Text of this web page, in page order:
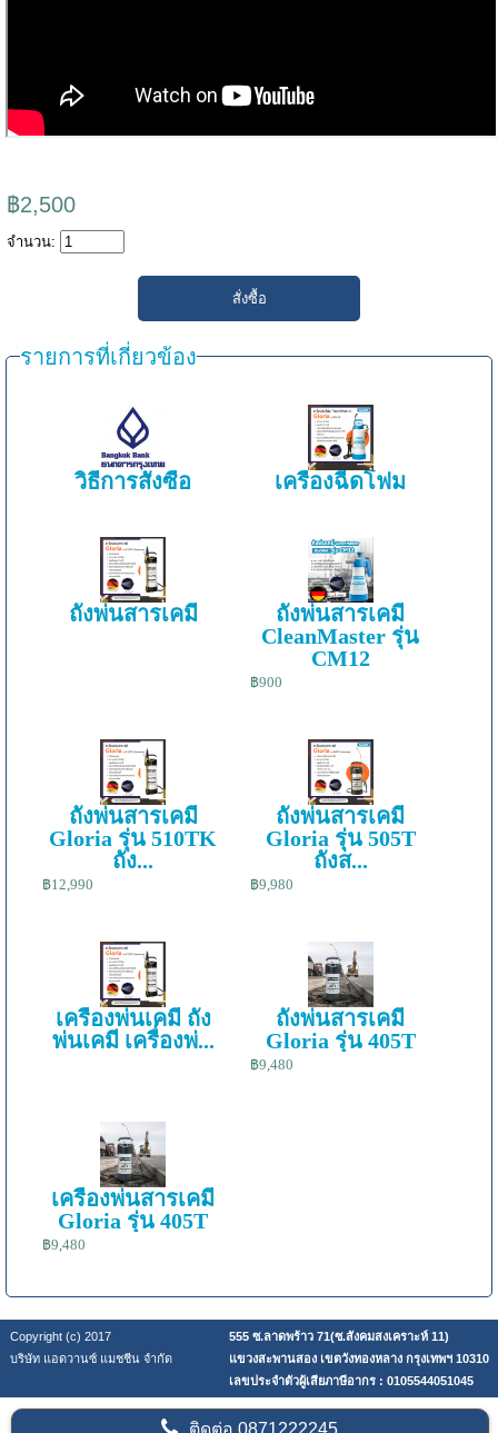
฿2,500
จำนวน:
รายการที่เกี่ยวข้อง
วิธีการสั่งซื้อ เครื่องฉีดโฟม
ถังพ่นสารเคมี
ถังพ่นสารเคมี
CleanMaster รุ่น
CM12
฿900
ถังพ่นสารเคมี
Gloria รุ่น 510TK
ถัง...
฿12,990
ถังพ่นสารเคมี
Gloria รุ่น 505T
ถังส...
฿9,980
เครื่องพ่นเคมี ถัง
พ่นเคมี เครื่องพ่...
ถังพ่นสารเคมี
Gloria รุ่น 405T
฿9,480
เครื่องพ่นสารเคมี
Gloria รุ่น 405T
฿9,480
Copyright (c) 2017
555 ซ.ลาดพร้าว 71(ซ.สังคมสงเคราะห์ 11)
บริษัท แอดวานซ์ แมชชีน จำกัด
แขวงสะพานสอง เขตวังทองหลาง กรุงเทพฯ 10310
เลขประจำตัวผู้เสียภาษีอากร : 0105544051045
ติดต่อ0871222245